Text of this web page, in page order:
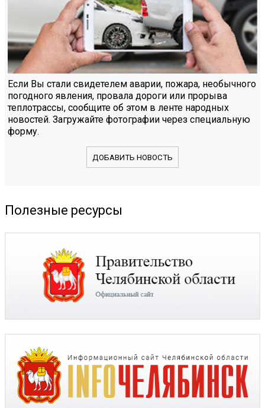
Если Вы стали свидетелем аварии, пожара, необычного
погодного явления, провала дороги или прорыва
теплотрассы, сообщите об этом в ленте народных
новостей. Загружайте фотографии через специальную
форму.
ДОБАВИТЬ НОВОСТЬ
Полезные ресурсы